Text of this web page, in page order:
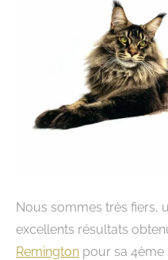
Nous sommes très fiers,
excellents résultats
Remington pour sa 4ème